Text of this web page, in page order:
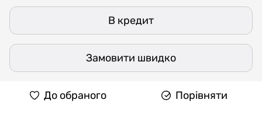
В кредит
Замовити швидко
До обраного Порівняти